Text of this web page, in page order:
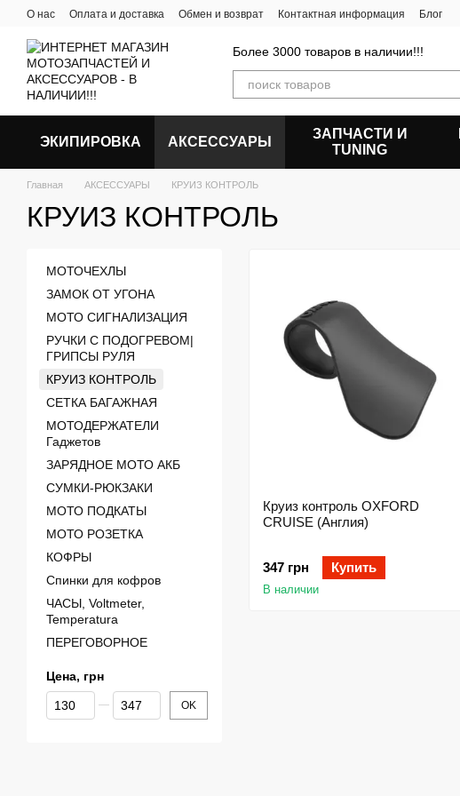
Перейти к основному контенту
О нас Оплата и доставка Обмен и возврат Контактная информация Блог
Более 3000 товаров в наличии!!!
ЭКИПИРОВКА АКСЕССУАРЫ
ЗАПЧАСТИ И
ТUNING
Главная АКСЕССУАРЫ КРУИЗ КОНТРОЛЬ
КРУИЗ КОНТРОЛЬ
Круиз контроль OXFORD
CRUISE (Англия)
347 грн Купить
В наличии
МОТОЧЕХЛЫ
ЗАМОК ОТ УГОНА
МОТО СИГНАЛИЗАЦИЯ
РУЧКИ С ПОДОГРЕВОМ|
ГРИПСЫ РУЛЯ
КРУИЗ КОНТРОЛЬ
СЕТКА БАГАЖНАЯ
МОТОДЕРЖАТЕЛИ
Гаджетов
ЗАРЯДНОЕ МОТО АКБ
СУМКИ-РЮКЗАКИ
МОТО ПОДКАТЫ
МОТО РОЗЕТКА
КОФРЫ
Спинки для кофров
ЧАСЫ, Voltmeter,
Temperatura
ПЕРЕГОВОРНОЕ
Цена, грн
От Цена, грн
До Цена, грн OK